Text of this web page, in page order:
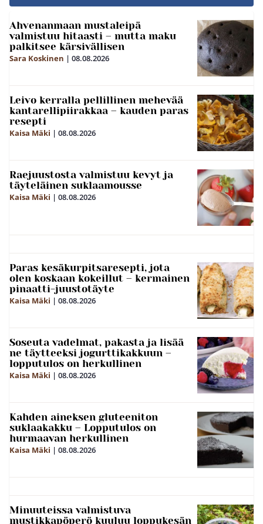
Ahvenanmaan mustaleipä
valmistuu hitaasti – mutta maku
palkitsee kärsivällisen
Sara Koskinen | 08.08.2026
Leivo kerralla pellillinen mehevää
kantarellipiirakkaa – kauden paras
resepti
Kaisa Mäki | 08.08.2026
Raejuustosta valmistuu kevyt ja
täyteläinen suklaamousse
Kaisa Mäki | 08.08.2026
Paras kesäkurpitsaresepti, jota
olen koskaan kokeillut – kermainen
pinaatti-juustotäyte
Kaisa Mäki | 08.08.2026
Soseuta vadelmat, pakasta ja lisää
ne täytteeksi jogurttikakkuun –
lopputulos on herkullinen
Kaisa Mäki | 08.08.2026
Kahden aineksen gluteeniton
suklaakakku – Lopputulos on
hurmaavan herkullinen
Kaisa Mäki | 08.08.2026
Minuuteissa valmistuva
mustikkapöperö kuuluu loppukesän